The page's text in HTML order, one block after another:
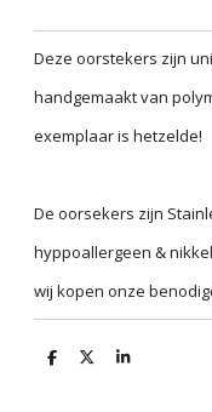
Deze oorstekers zijn
handgemaakt van
exemplaar is hetzelde!
De oorsekers zijn
hyppoallergeen &
wij kopen onze
D
D
S